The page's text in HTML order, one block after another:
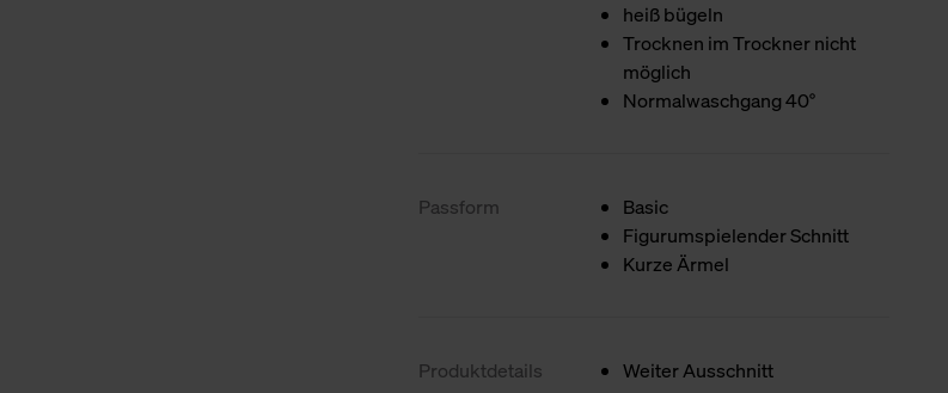
heiß bügeln
Trocknen im Trockner nicht
möglich
Normalwaschgang 40°
Passform
Basic
Figurumspielender Schnitt
Kurze Ärmel
Produktdetails Weiter Ausschnitt